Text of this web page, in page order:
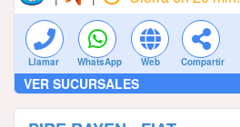
Llamar WhatsApp Web Compartir
VER SUCURSALES